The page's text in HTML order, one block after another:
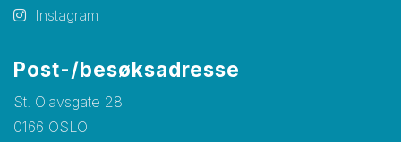
Instagram
Post-/besøksadresse
St. Olavsgate 28
0166 OSLO